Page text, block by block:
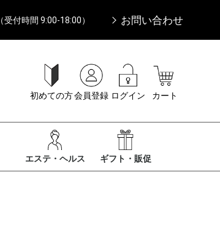
（受付時間 9:00-18:00） お問い合わせ
初めての方会員登録 ログイン カート
エステ・ヘルス ギフト・販促